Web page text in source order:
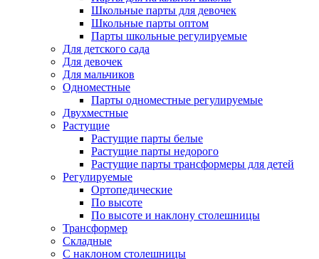
Школьные парты для девочек
Школьные парты оптом
Парты школьные регулируемые
Для детского сада
Для девочек
Для мальчиков
Одноместные
Парты одноместные регулируемые
Двухместные
Растущие
Растущие парты белые
Растущие парты недорого
Растущие парты трансформеры для детей
Регулируемые
Ортопедические
По высоте
По высоте и наклону столешницы
Трансформер
Складные
С наклоном столешницы